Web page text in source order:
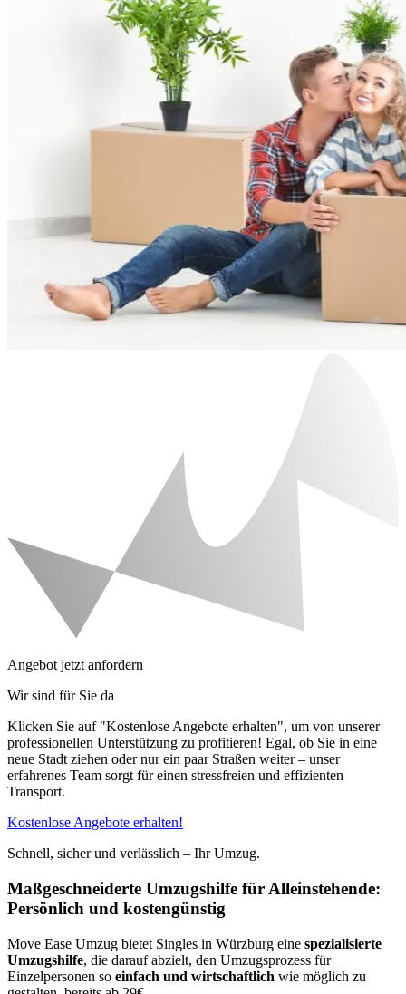
Angebot jetzt anfordern
Wir sind für Sie da
Klicken Sie auf "Kostenlose Angebote erhalten", um von unserer
professionellen Unterstützung zu profitieren! Egal, ob Sie in eine
neue Stadt ziehen oder nur ein paar Straßen weiter – unser
erfahrenes Team sorgt für einen stressfreien und effizienten
Transport.
Kostenlose Angebote erhalten!
Schnell, sicher und verlässlich – Ihr Umzug.
Maßgeschneiderte Umzugshilfe für Alleinstehende:
Persönlich und kostengünstig
Move Ease Umzug bietet Singles in Würzburg eine spezialisierte
Umzugshilfe, die darauf abzielt, den Umzugsprozess für
Einzelpersonen so einfach und wirtschaftlich wie möglich zu